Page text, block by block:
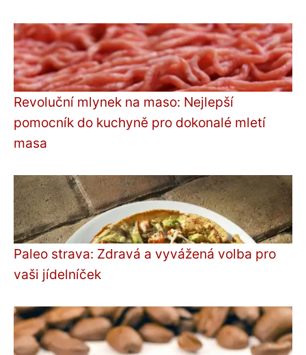
Revoluční mlynek na maso: Nejlepší
pomocník do kuchyně pro dokonalé mletí
masa
Paleo strava: Zdravá a vyvážená volba pro
vaši jídelníček